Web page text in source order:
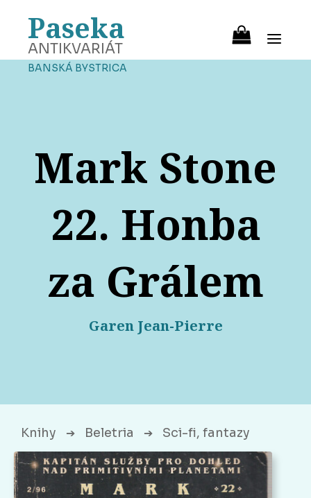
Paseka
ANTIKVARIÁT
BANSKÁ BYSTRICA
Mark Stone
22. Honba
za Grálem
Garen Jean-Pierre
Knihy ➔ Beletria ➔ Sci-fi, fantazy